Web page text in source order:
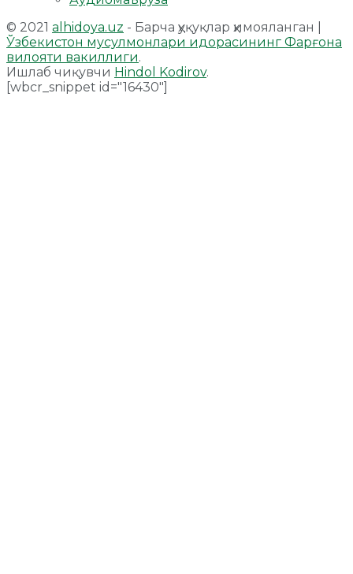
© 2021 alhidoya.uz - Барча ҳуқуқлар ҳимояланган |
Ўзбекистон мусулмонлари идорасининг Фарғона
вилояти вакиллиги.
Ишлаб чиқувчи Hindol Kodirov.
[wbcr_snippet id="16430"]